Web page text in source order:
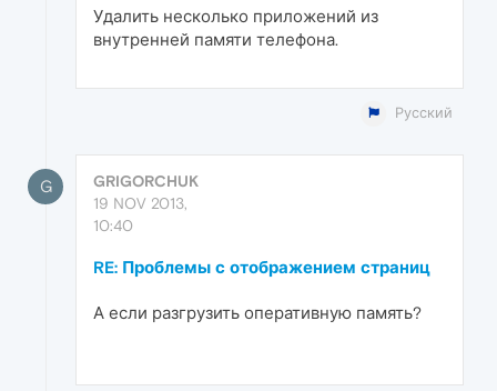
Удалить несколько приложений из
внутренней памяти телефона.
Русский
G
GRIGORCHUK
19 NOV 2013,
10:40
RE: Проблемы с отображением страниц
А если разгрузить оперативную память?